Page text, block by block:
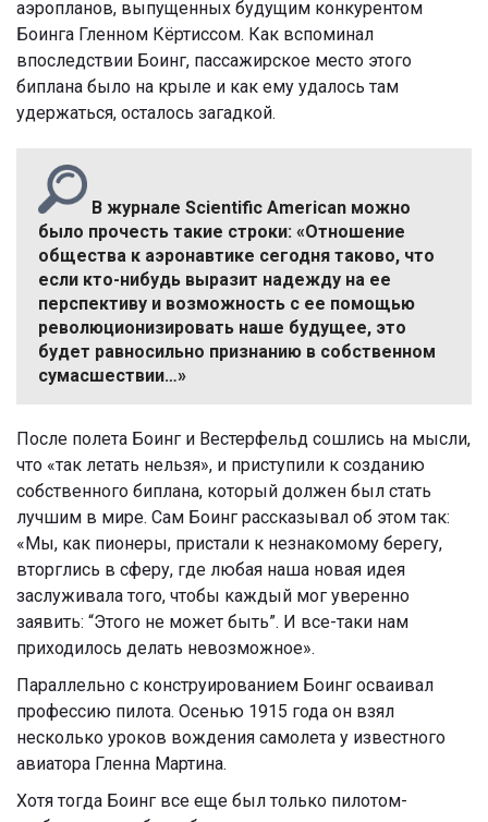
аэропланов, выпущенных будущим конкурентом
Боинга Гленном Кёртиссом. Как вспоминал
впоследствии Боинг, пассажирское место этого
биплана было на крыле и как ему удалось там
удержаться, осталось загадкой.
В журнале Scientific American можно
было прочесть такие строки: «Отношение
общества к аэронавтике сегодня таково, что
если кто-нибудь выразит надежду на ее
перспективу и возможность с ее помощью
революционизировать наше будущее, это
будет равносильно признанию в собственном
сумасшествии…»
После полета Боинг и Вестерфельд сошлись на мысли,
что «так летать нельзя», и приступили к созданию
собственного биплана, который должен был стать
лучшим в мире. Сам Боинг рассказывал об этом так:
«Мы, как пионеры, пристали к незнакомому берегу,
вторглись в сферу, где любая наша новая идея
заслуживала того, чтобы каждый мог уверенно
заявить: “Этого не может быть”. И все-таки нам
приходилось делать невозможное».
Параллельно с конструированием Боинг осваивал
профессию пилота. Осенью 1915 года он взял
несколько уроков вождения самолета у известного
авиатора Гленна Мартина.
Хотя тогда Боинг все еще был только пилотом-